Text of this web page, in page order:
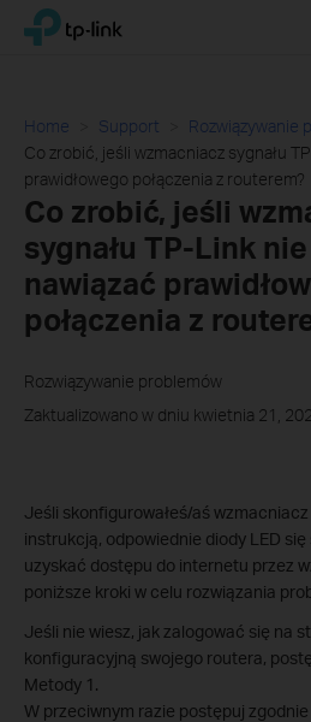
Click
navigation
TP-Link, Reliably Smart
Home Support
Rozwiązywanie
Co zrobić, jeśli wzmacniacz sygnału
prawidłowego połączenia z routerem?
Co zrobić, jeśli
sygnału TP-Link
nawiązać
połączenia z
Rozwiązywanie problemów
Zaktualizowano w dniu kwietnia 21,
Jeśli skonfigurowałeś/aś wzmacniacz
instrukcją, odpowiednie diody LED
uzyskać dostępu do internetu przez
poniższe kroki w celu rozwiązania
Jeśli nie wiesz, jak zalogować się na
konfiguracyjną swojego routera,
Metody 1.
W przeciwnym razie postępuj